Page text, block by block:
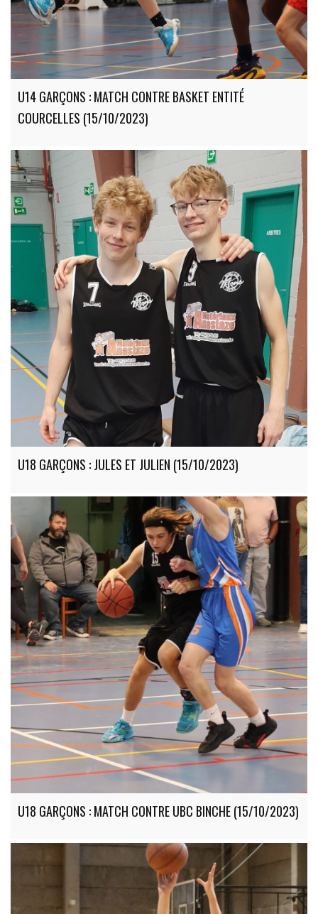
U14 GARÇONS : MATCH CONTRE BASKET ENTITÉ
COURCELLES (15/10/2023)
U18 GARÇONS : JULES ET JULIEN (15/10/2023)
U18 GARÇONS : MATCH CONTRE UBC BINCHE (15/10/2023)